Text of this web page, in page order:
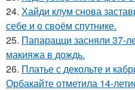
24. Хайди клум снова
себе и о своём спутнике.
25. Папарацци засняли 37-
макияжа в дождь.
26. Платье с декольте и
Орбакайте отметила 14-